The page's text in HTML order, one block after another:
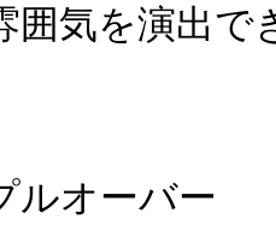
囲気を演出で
ルオーバー